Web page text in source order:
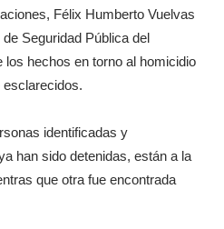
Félix Humberto Vuelvas
Seguridad Pública del
los hechos en torno al homicidio
esclarecidos.
identificadas y
han sido detenidas, están a la
que otra fue encontrada